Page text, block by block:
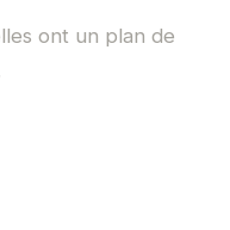
ont un plan de